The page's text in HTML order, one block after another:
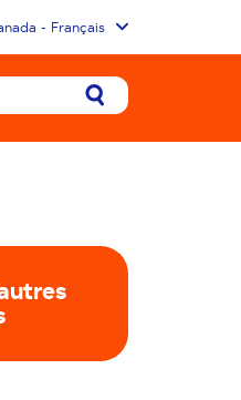
- Français